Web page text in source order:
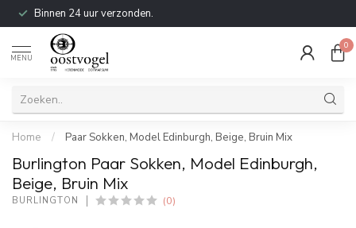
Binnen 24 uur verzonden.
MENU
0
Home / Paar Sokken, Model Edinburgh, Beige, Bruin Mix
Burlington Paar Sokken, Model Edinburgh,
Beige, Bruin Mix
BURLINGTON (0)